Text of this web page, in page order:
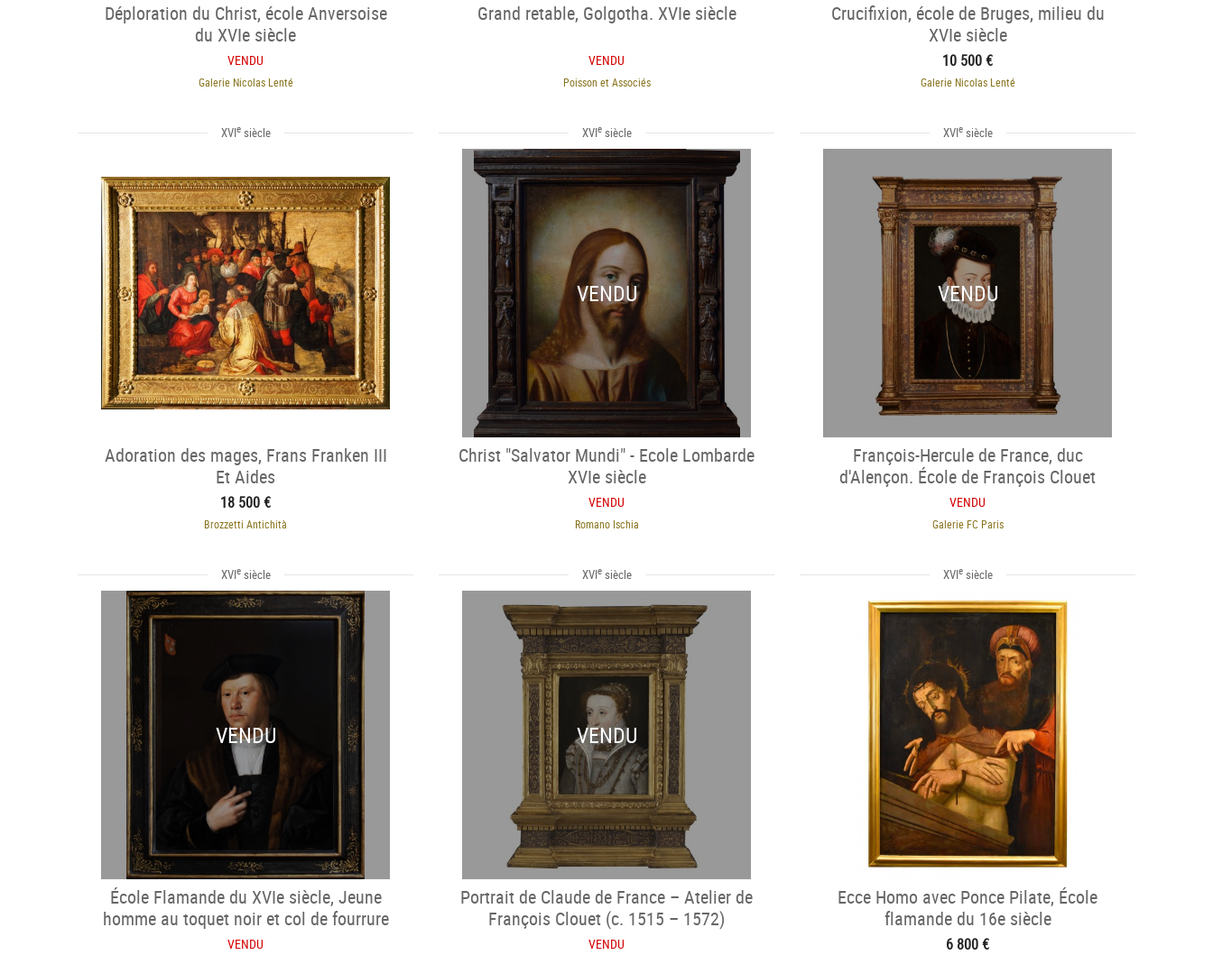
Déploration du Christ, école Anversoise
du XVIe siècle
VENDU
Galerie Nicolas Lenté
Grand retable, Golgotha. XVIe siècle
VENDU
Poisson et Associés
Crucifixion, école de Bruges, milieu du
XVIe siècle
10 500 €
Galerie Nicolas Lenté
XVIesiècle
Adoration des mages, Frans Franken III
Et Aides
18 500 €
Brozzetti Antichità
XVIesiècle
VENDU
Christ "Salvator Mundi" - Ecole Lombarde
XVIe siècle
VENDU
Romano Ischia
XVIesiècle
VENDU
François-Hercule de France, duc
d'Alençon. École de François Clouet
(1520-1572)
VENDU
Galerie FC Paris
XVIesiècle
VENDU
École Flamande du XVIe siècle, Jeune
homme au toquet noir et col de fourrure
VENDU
XVIesiècle
VENDU
Portrait de Claude de France – Atelier de
François Clouet (c. 1515 – 1572)
VENDU
XVIesiècle
Ecce Homo avec Ponce Pilate, École
flamande du 16e siècle
6 800 €